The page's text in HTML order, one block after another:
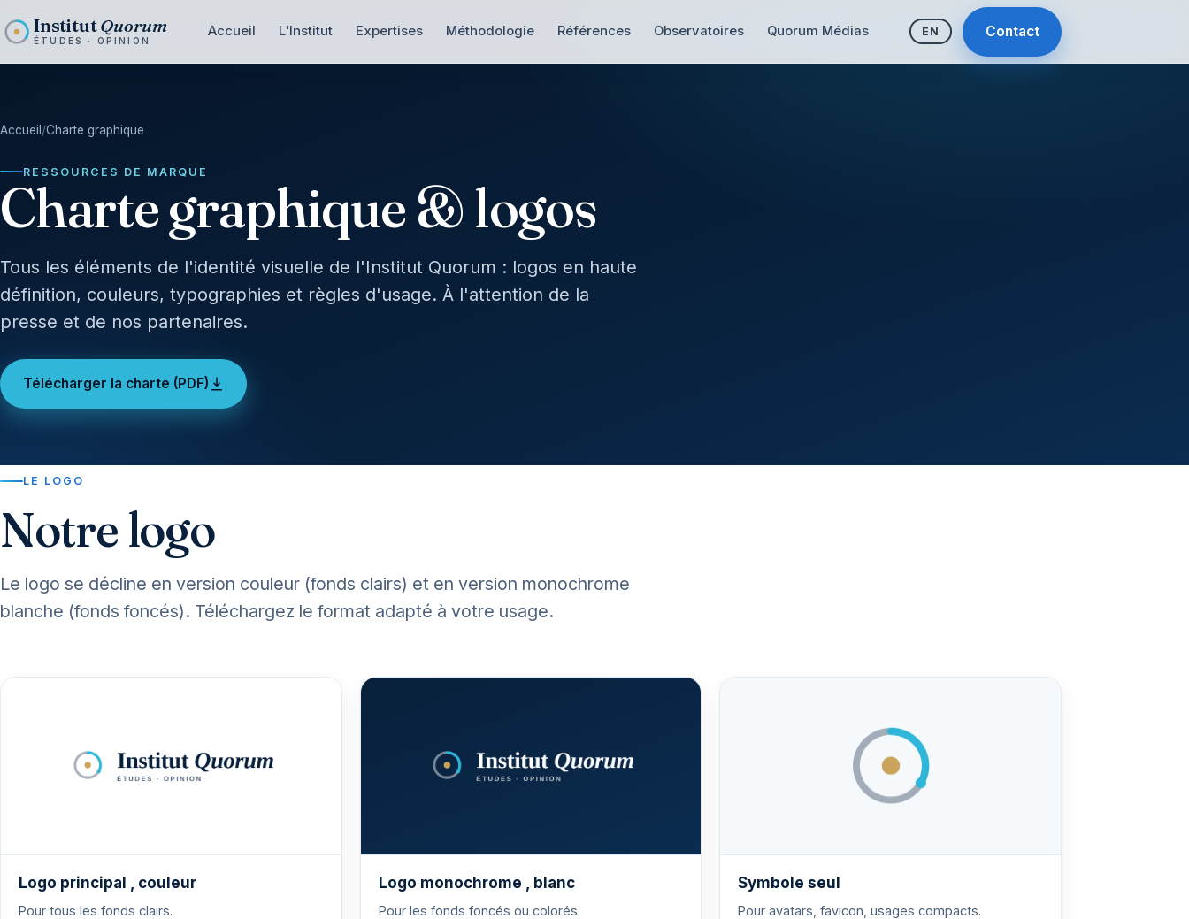
InstitutQuorum
ÉTUDES · OPINION
Accueil L'Institut Expertises Méthodologie Références Observatoires Quorum Médias EN Contact
Accueil /Charte graphique
RESSOURCES DE MARQUE
Charte graphique & logos
Tous les éléments de l'identité visuelle de l'Institut Quorum : logos en haute
définition, couleurs, typographies et règles d'usage. À l'attention de la
presse et de nos partenaires.
Télécharger la charte (PDF)
LE LOGO
Notre logo
Le logo se décline en version couleur (fonds clairs) et en version monochrome
blanche (fonds foncés). Téléchargez le format adapté à votre usage.
Logo principal , couleur
Pour tous les fonds clairs.
Logo monochrome , blanc
Pour les fonds foncés ou colorés.
Symbole seul
Pour avatars, favicon, usages compacts.